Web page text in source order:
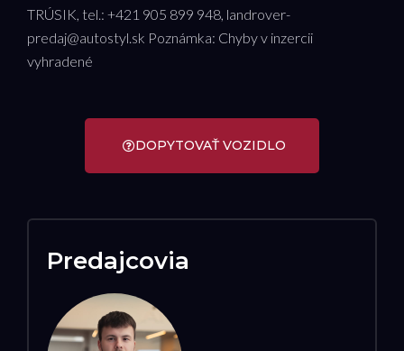
TRÚSIK, tel.: +421 905 899 948, landrover-
predaj@autostyl.sk Poznámka: Chyby v inzercii
vyhradené
DOPYTOVAŤ VOZIDLO
Predajcovia